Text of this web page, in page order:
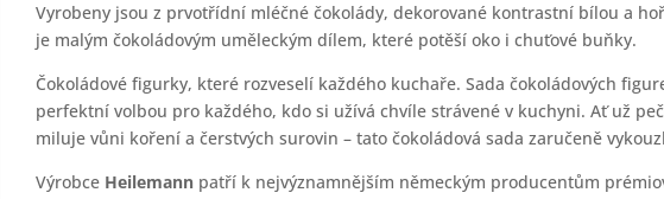
Vyrobeny jsou z prvotřídní mléčné čokolády, dekorované kontrastní bílou a
je malým čokoládovým uměleckým dílem, které potěší oko i chuťové buňky.
Čokoládové figurky, které rozveselí každého kuchaře. Sada čokoládových
perfektní volbou pro každého, kdo si užívá chvíle strávené v kuchyni. Ať už
miluje vůni koření a čerstvých surovin – tato čokoládová sada zaručeně
Výrobce Heilemannpatří k nejvýznamnějším německým producentům